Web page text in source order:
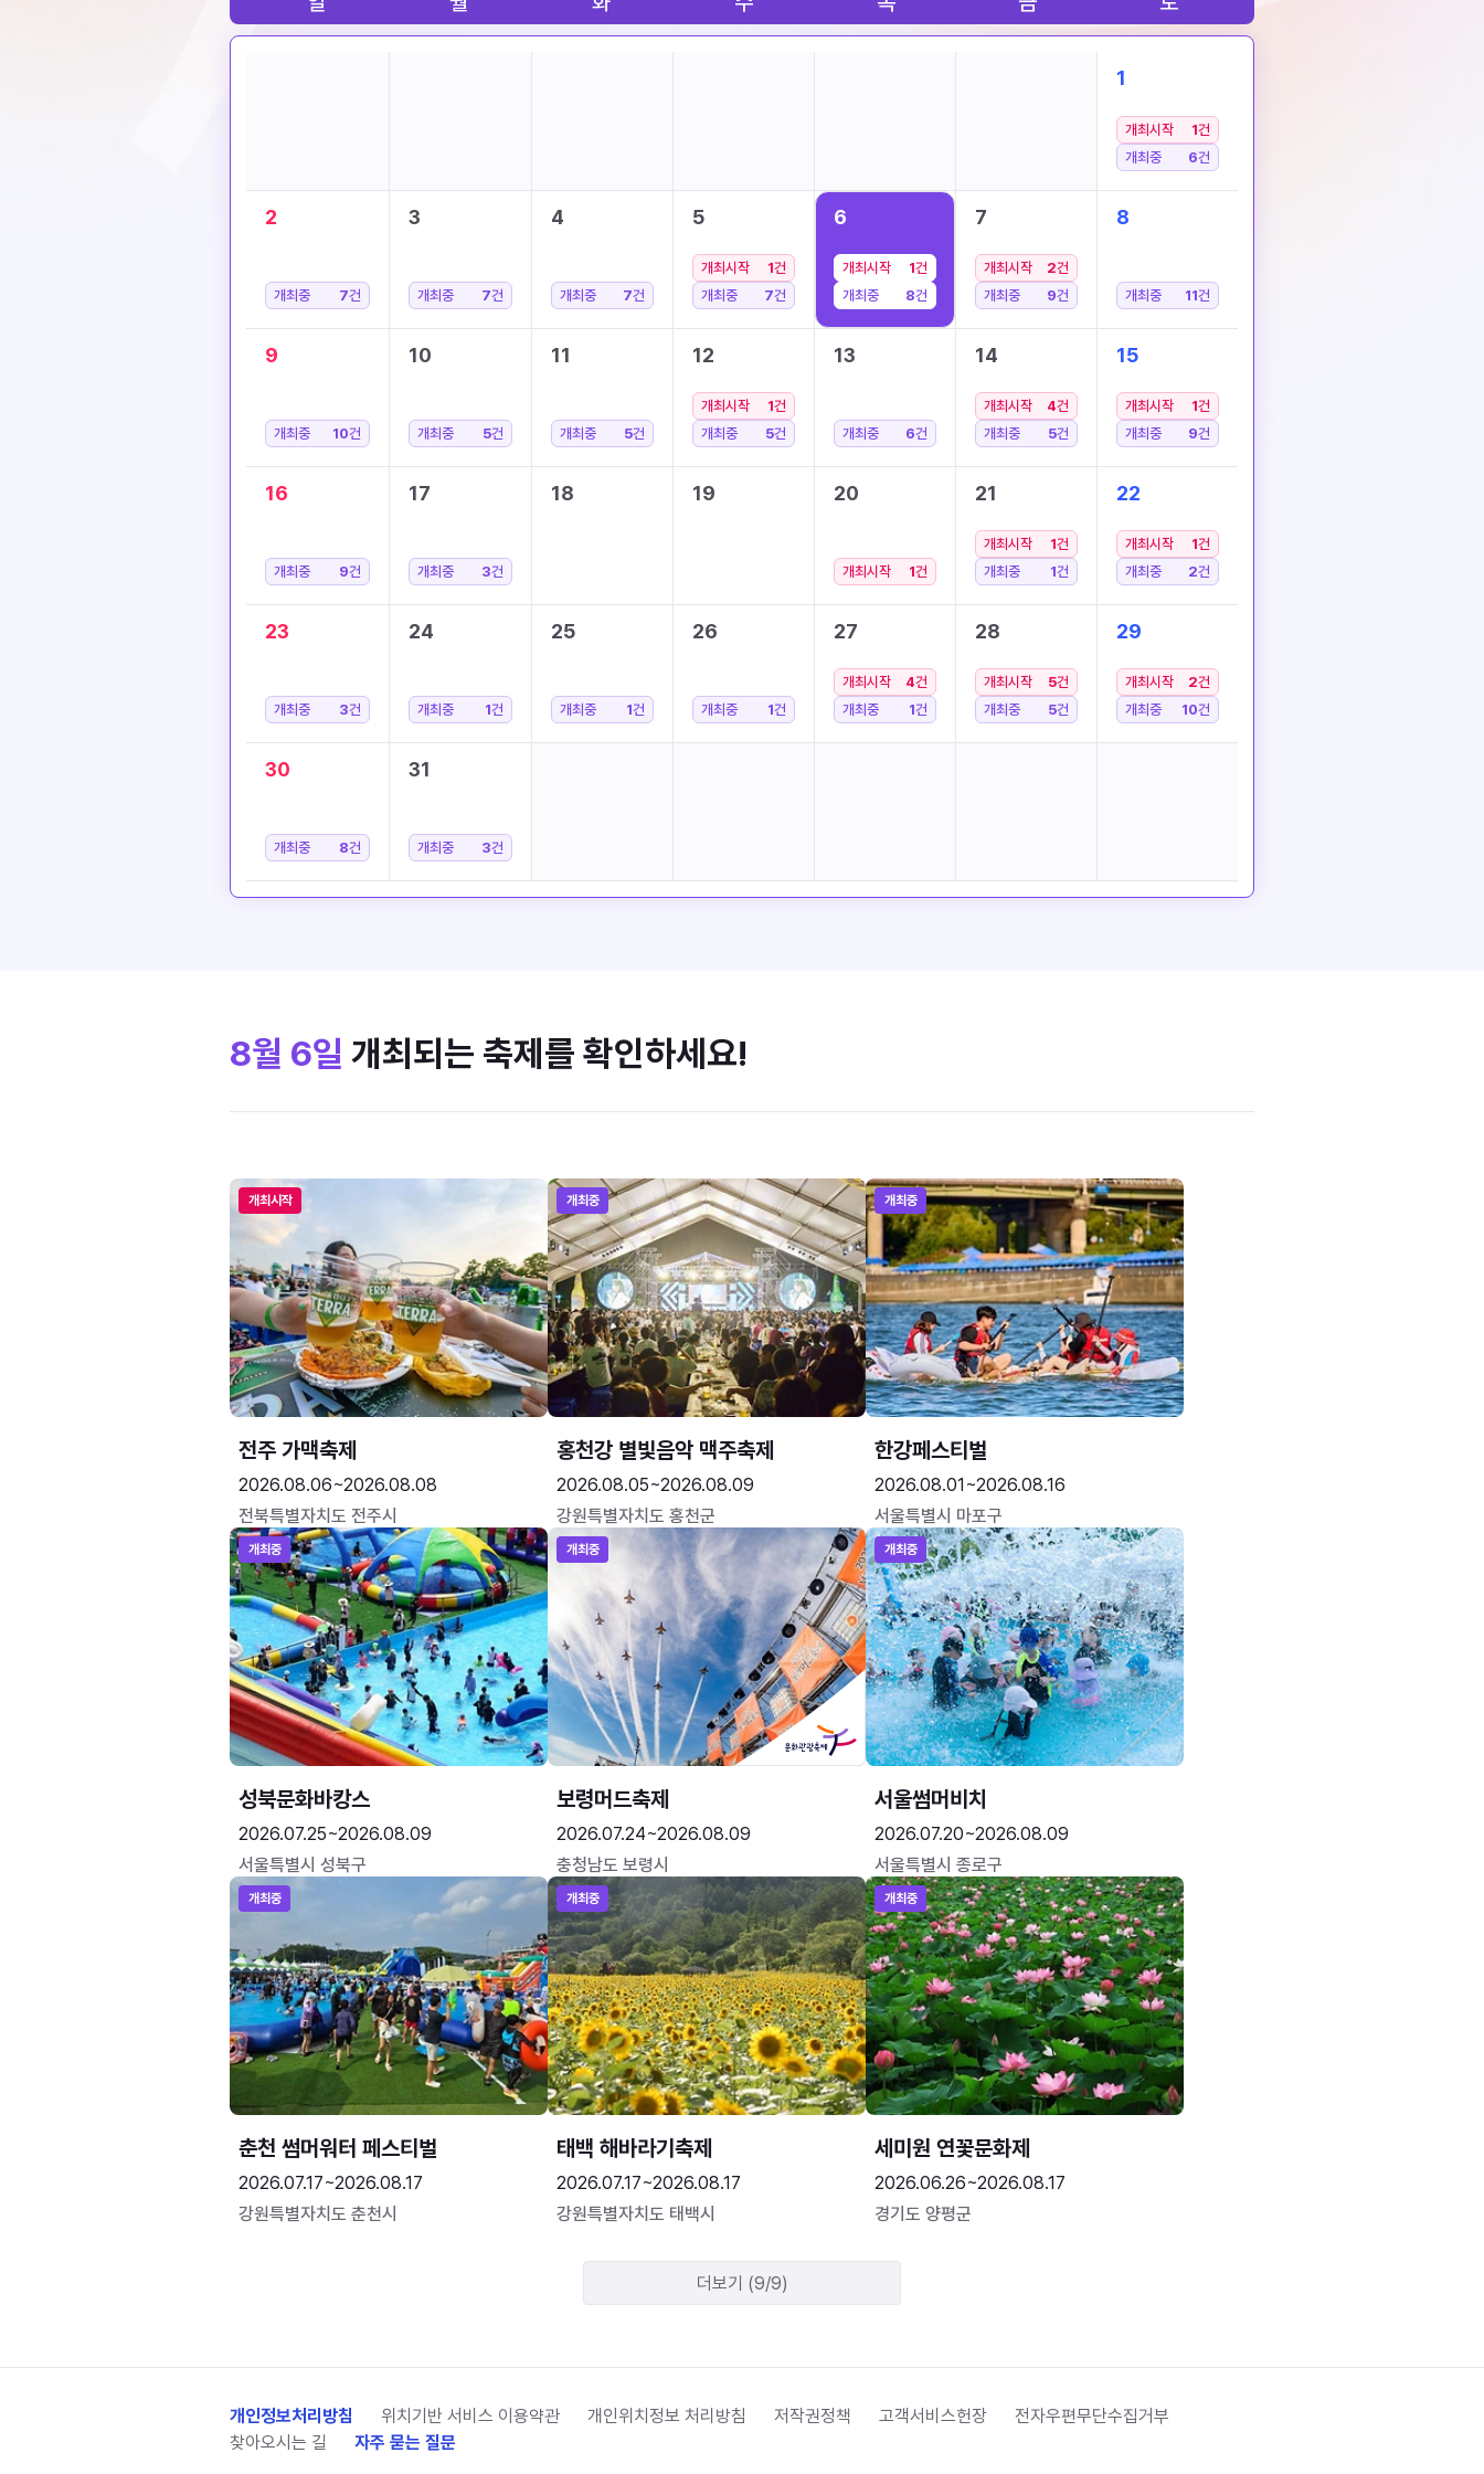
1
개최시작 1건
개최중
6건
2
개최중 7건
3
개최중 7건
4
개최중 7건
5
개최시작 1건
개최중
7건
6
개최시작 1건
개최중
8건
7
개최시작 2건
개최중
9건
8
개최중 11건
9
개최중 10건
10
개최중 5건
11
개최중 5건
12
개최시작 1건
개최중
5건
13
개최중 6건
14
개최시작 4건
개최중
5건
15
개최시작 1건
개최중
9건
16
개최중 9건
17
개최중 3건
18 19 20
개최시작 1건
21
개최시작 1건
개최중
1건
22
개최시작 1건
개최중
2건
23
개최중 3건
24
개최중 1건
25
개최중 1건
26
개최중 1건
27
개최시작 4건
개최중
1건
28
개최시작 5건
개최중
5건
29
개최시작 2건
개최중
10건
30
개최중 8건
31
개최중 3건
8월 6일 개최되는 축제를 확인하세요!
개최시작
전주 가맥축제
2026.08.06~2026.08.08
전북특별자치도 전주시
개최중
홍천강 별빛음악 맥주축제
2026.08.05~2026.08.09
강원특별자치도 홍천군
개최중
한강페스티벌
2026.08.01~2026.08.16
서울특별시 마포구
개최중
성북문화바캉스
2026.07.25~2026.08.09
서울특별시 성북구
개최중
보령머드축제
2026.07.24~2026.08.09
충청남도 보령시
개최중
서울썸머비치
2026.07.20~2026.08.09
서울특별시 종로구
개최중
춘천 썸머워터 페스티벌
2026.07.17~2026.08.17
강원특별자치도 춘천시
개최중
태백 해바라기축제
2026.07.17~2026.08.17
강원특별자치도 태백시
개최중
세미원 연꽃문화제
2026.06.26~2026.08.17
경기도 양평군
더보기 (9/9)
개인정보처리방침 위치기반 서비스 이용약관 개인위치정보 처리방침 저작권정책 고객서비스헌장
전자우편무단수집거부
찾아오시는 길
자주 묻는 질문